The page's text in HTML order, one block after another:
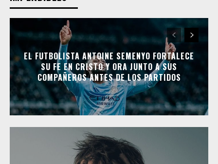
EL FUTBOLISTA ANTOINE SEMENYO FORTALECE
SU FE EN CRISTO Y ORA JUNTO A SUS
COMPAÑEROS ANTES DE LOS PARTIDOS